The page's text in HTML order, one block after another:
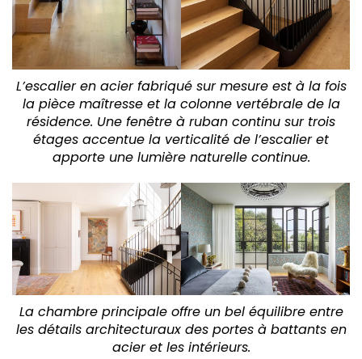
L’escalier en acier fabriqué sur mesure est à la fois
la pièce maîtresse et la colonne vertébrale de la
résidence. Une fenêtre à ruban continu sur trois
étages accentue la verticalité de l’escalier et
apporte une lumière naturelle continue.
La chambre principale offre un bel équilibre entre
les détails architecturaux des portes à battants en
acier et les intérieurs.